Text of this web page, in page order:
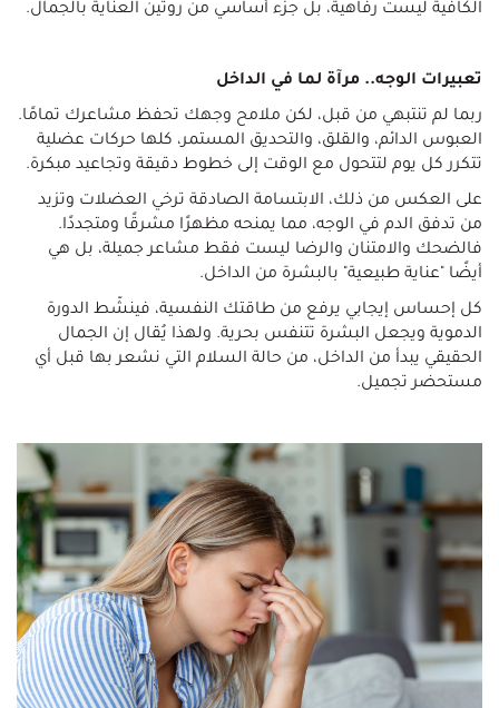
الكافية ليست رفاهية، بل جزء أساسي من روتين العناية بالجمال.
تعبيرات الوجه.. مرآة لما في الداخل
ربما لم تنتبهي من قبل، لكن ملامح وجهك تحفظ مشاعرك تمامًا.
العبوس الدائم، والقلق، والتحديق المستمر، كلها حركات عضلية
تتكرر كل يوم لتتحول مع الوقت إلى خطوط دقيقة وتجاعيد مبكرة.
على العكس من ذلك، الابتسامة الصادقة ترخي العضلات وتزيد
من تدفق الدم في الوجه، مما يمنحه مظهرًا مشرقًا ومتجددًا.
فالضحك والامتنان والرضا ليست فقط مشاعر جميلة، بل هي
أيضًا "عناية طبيعية" بالبشرة من الداخل.
كل إحساس إيجابي يرفع من طاقتك النفسية، فينشّط الدورة
الدموية ويجعل البشرة تتنفس بحرية. ولهذا يُقال إن الجمال
الحقيقي يبدأ من الداخل، من حالة السلام التي نشعر بها قبل أي
مستحضر تجميل.